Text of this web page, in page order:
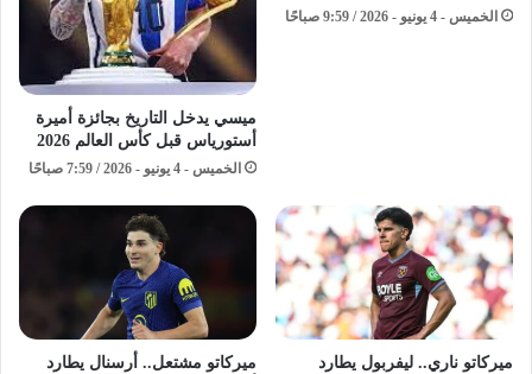
الخميس - 4 يونيو - 2026 / 9:59 صباحًا
ميسي يدخل التاريخ بجائزة أميرة
أستورياس قبل كأس العالم 2026
الخميس - 4 يونيو - 2026 / 7:59 صباحًا
ميركاتو ناري.. ليفربول يطارد
ميركاتو مشتعل.. أرسنال يطارد